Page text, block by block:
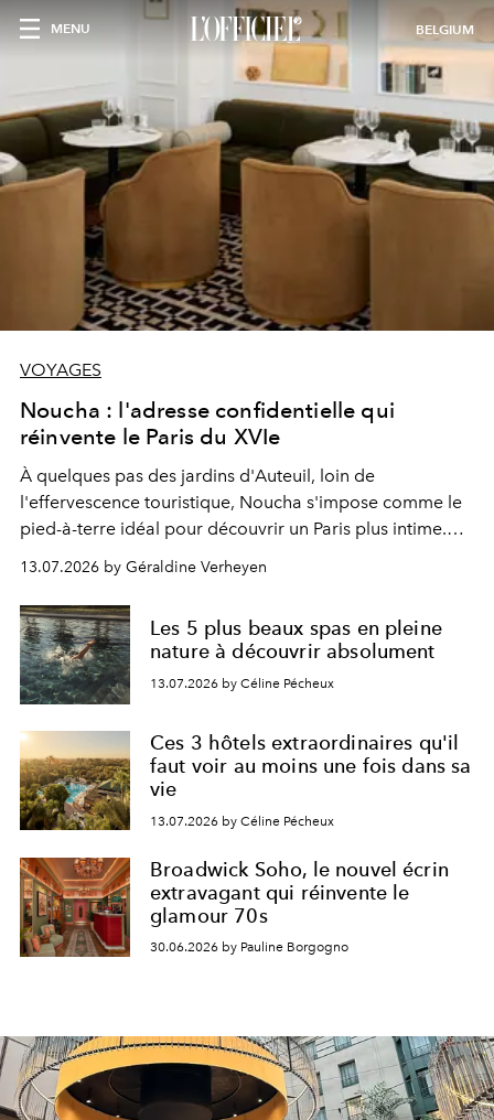
MENU BELGIUM
VOYAGES
Noucha : l'adresse confidentielle qui
réinvente le Paris du XVIe
À quelques pas des jardins d'Auteuil, loin de
l'effervescence touristique, Noucha s'impose comme le
pied-à-terre idéal pour découvrir un Paris plus intime.
Entre maison de famille revisitée, décoration pointue et
art de vivre à la française, cette nouvelle adresse du
XVIe arrondissement cultive un luxe discret qui séduit
autant les voyageurs que les Parisiens.
13.07.2026 by Géraldine Verheyen
Les 5 plus beaux spas en pleine
nature à découvrir absolument
13.07.2026 by Céline Pécheux
Ces 3 hôtels extraordinaires qu'il
faut voir au moins une fois dans sa
vie
13.07.2026 by Céline Pécheux
Broadwick Soho, le nouvel écrin
extravagant qui réinvente le
glamour 70s
30.06.2026 by Pauline Borgogno